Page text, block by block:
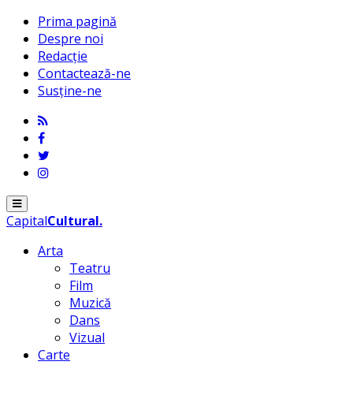
Prima pagină
Despre noi
Redacție
Contactează-ne
Susține-ne
Menu
CapitalCultural.
Arta
Teatru
Film
Muzică
Dans
Vizual
Carte